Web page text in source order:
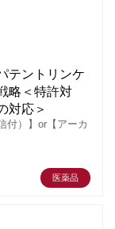
テントリンケ
略＜特許対
対応＞
付）】or【アーカ
医薬品